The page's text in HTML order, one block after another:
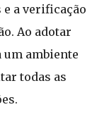
e a verificação
Ao adotar
ambiente
todas as